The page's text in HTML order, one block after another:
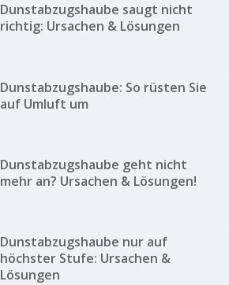
Dunstabzugshaube saugt nicht
richtig: Ursachen & Lösungen
Dunstabzugshaube: So rüsten Sie
auf Umluft um
Dunstabzugshaube geht nicht
mehr an? Ursachen & Lösungen!
Dunstabzugshaube nur auf
höchster Stufe: Ursachen &
Lösungen